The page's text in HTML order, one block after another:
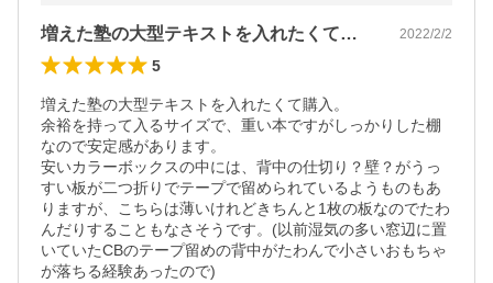
増えた塾の大型テキストを入れたくて購入… 2022/2/2
5
増えた塾の大型テキストを入れたくて購入。
余裕を持って入るサイズで、重い本ですがしっかりした棚
なので安定感があります。
安いカラーボックスの中には、背中の仕切り？壁？がうっ
すい板が二つ折りでテープで留められているようものもあ
りますが、こちらは薄いけれどきちんと1枚の板なのでたわ
んだりすることもなさそうです。(以前湿気の多い窓辺に置
いていたCBのテープ留めの背中がたわんで小さいおもちゃ
が落ちる経験あったので)